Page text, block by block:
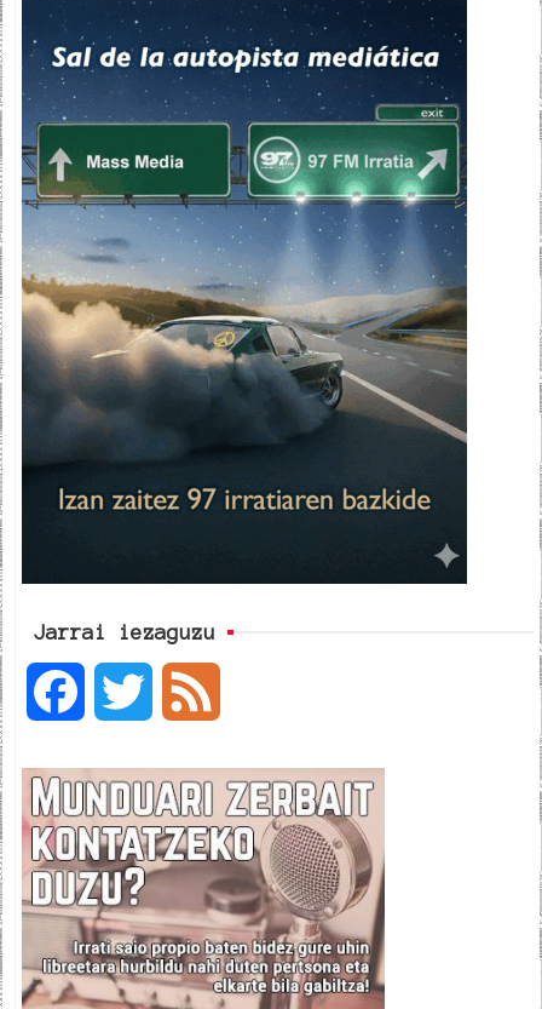
Jarrai iezaguzu
c
e
b
o
i
t
t
e
e
d